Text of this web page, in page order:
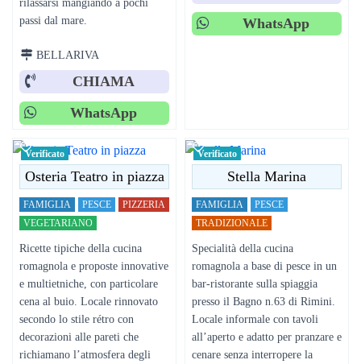
rilassarsi mangiando a pochi
passi dal mare.
BELLARIVA
CHIAMA
WhatsApp
WhatsApp
Verificato
Osteria Teatro in piazza
FAMIGLIA PESCE
PIZZERIA
VEGETARIANO
Ricette tipiche della cucina
romagnola e proposte innovative
e multietniche, con particolare
cena al buio. Locale rinnovato
secondo lo stile rétro con
decorazioni alle pareti che
richiamano l’atmosfera degli
Verificato
Stella Marina
FAMIGLIA
PESCE
TRADIZIONALE
Specialità della cucina
romagnola a base di pesce in un
bar-ristorante sulla spiaggia
presso il Bagno n.63 di Rimini.
Locale informale con tavoli
all’aperto e adatto per pranzare e
cenare senza interropere la